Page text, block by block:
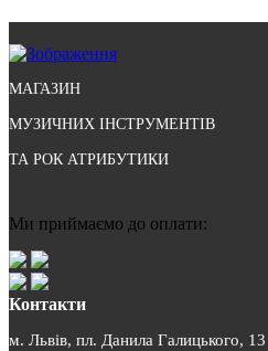
МАГАЗИН
МУЗИЧНИХ ІНСТРУМЕНТІВ
ТА РОК АТРИБУТИКИ
Ми приймаємо до оплати:
Контакти
м. Львів, пл. Данила Галицького, 13